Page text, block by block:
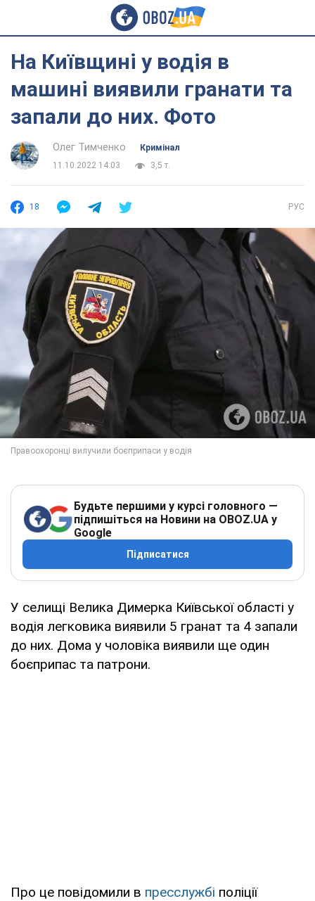
На Київщині у водія в
машині виявили гранати та
запали до них. Фото
Олег Тимченко
Кримінал
11.10.2022 14:03
3,5 т.
18 РУС
Будьте першими у курсі головного —
підпишіться на Новини на OBOZ.UA у
Google
Підписатися
У селищі Велика Димерка Київської області у
водія легковика виявили 5 гранат та 4 запали
до них. Дома у чоловіка виявили ще один
боєприпас та патрони.
Про це повідомили в пресслужбі поліції